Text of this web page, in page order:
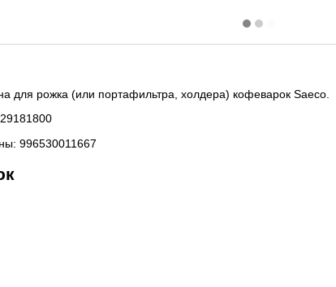
для рожка (или портафильтра, холдера) кофеварок Saeco.
996530011667